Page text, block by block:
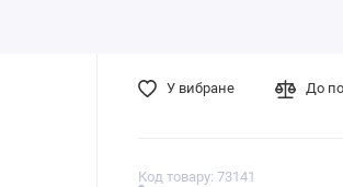
Код товару: 73141
У вибране До